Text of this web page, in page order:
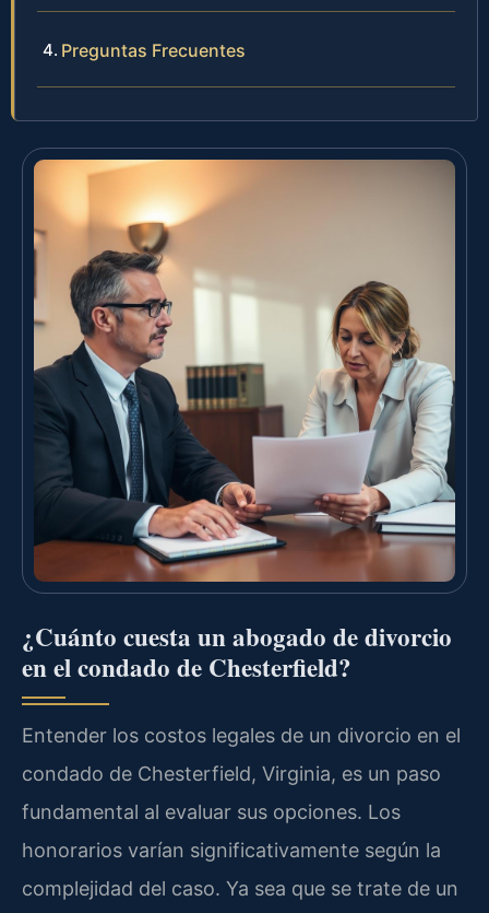
Preguntas Frecuentes
¿Cuánto cuesta un abogado de divorcio
en el condado de Chesterfield?
Entender los costos legales de un divorcio en el
condado de Chesterfield, Virginia, es un paso
fundamental al evaluar sus opciones. Los
honorarios varían significativamente según la
complejidad del caso. Ya sea que se trate de un